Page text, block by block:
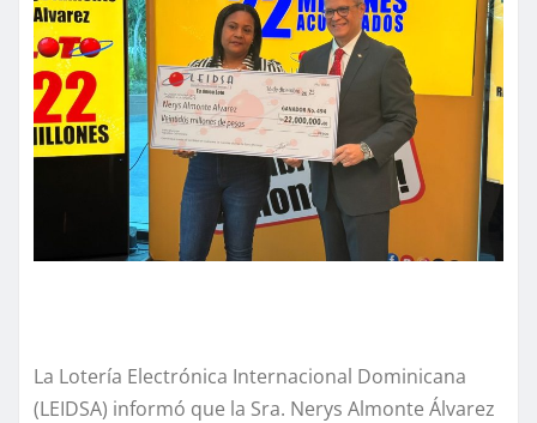
La Lotería Electrónica Internacional Dominicana
(LEIDSA) informó que la Sra. Nerys Almonte Álvarez